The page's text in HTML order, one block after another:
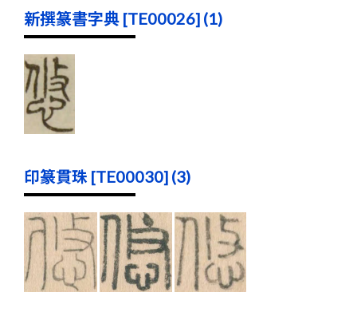
新撰篆書字典 [TE00026] (1)
印篆貫珠 [TE00030] (3)